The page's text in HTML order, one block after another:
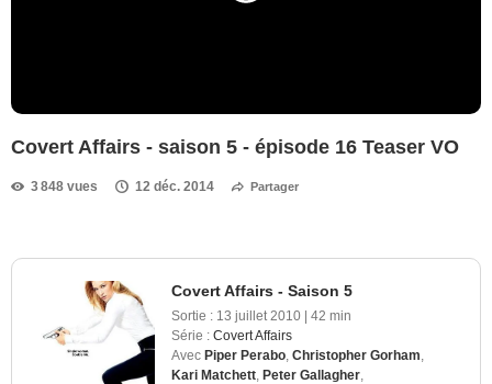
Covert Affairs - saison 5 - épisode 16 Teaser VO
3 848 vues 12 déc. 2014 Partager
Covert Affairs - Saison 5
Sortie : 13 juillet 2010 | 42 min
Série : Covert Affairs
Avec Piper Perabo Christopher Gorham
Kari Matchett Peter Gallagher